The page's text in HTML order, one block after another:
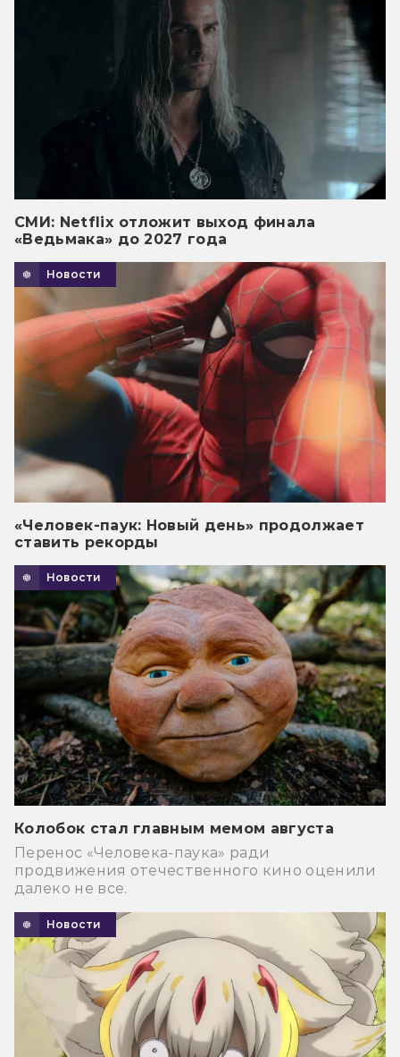
СМИ: Netflix отложит выход финала
«Ведьмака» до 2027 года
Новости
«Человек-паук: Новый день» продолжает
ставить рекорды
Новости
Колобок стал главным мемом августа
Перенос «Человека-паука» ради
продвижения отечественного кино оценили
далеко не все.
Новости